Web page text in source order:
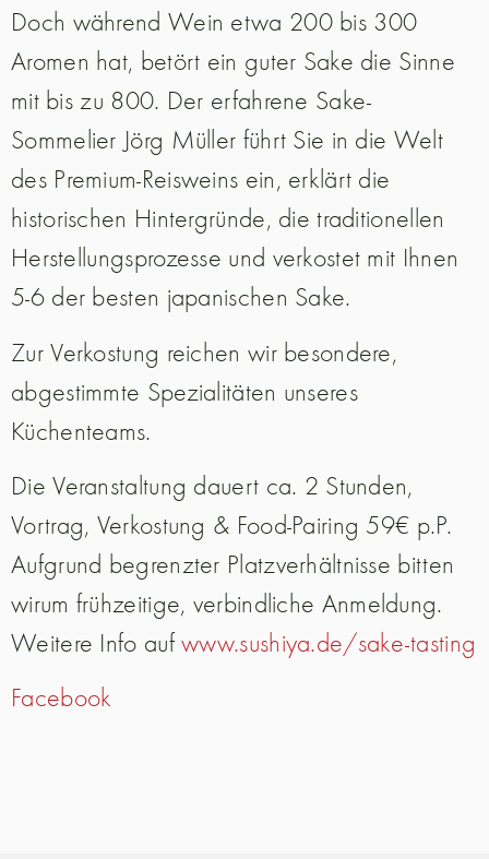
Doch während Wein etwa 200 bis 300
Aromen hat, betört ein guter Sake die Sinne
mit bis zu 800. Der erfahrene Sake-
Sommelier Jörg Müller führt Sie in die Welt
des Premium-Reisweins ein, erklärt die
historischen Hintergründe, die traditionellen
Herstellungsprozesse und verkostet mit Ihnen
5-6 der besten japanischen Sake.
Zur Verkostung reichen wir besondere,
abgestimmte Spezialitäten unseres
Küchenteams.
Die Veranstaltung dauert ca. 2 Stunden,
Vortrag, Verkostung & Food-Pairing 59€ p.P.
Aufgrund begrenzter Platzverhältnisse bitten
wirum frühzeitige, verbindliche Anmeldung.
Weitere Info aufwww.sushiya.de/sake-tasting
Facebook